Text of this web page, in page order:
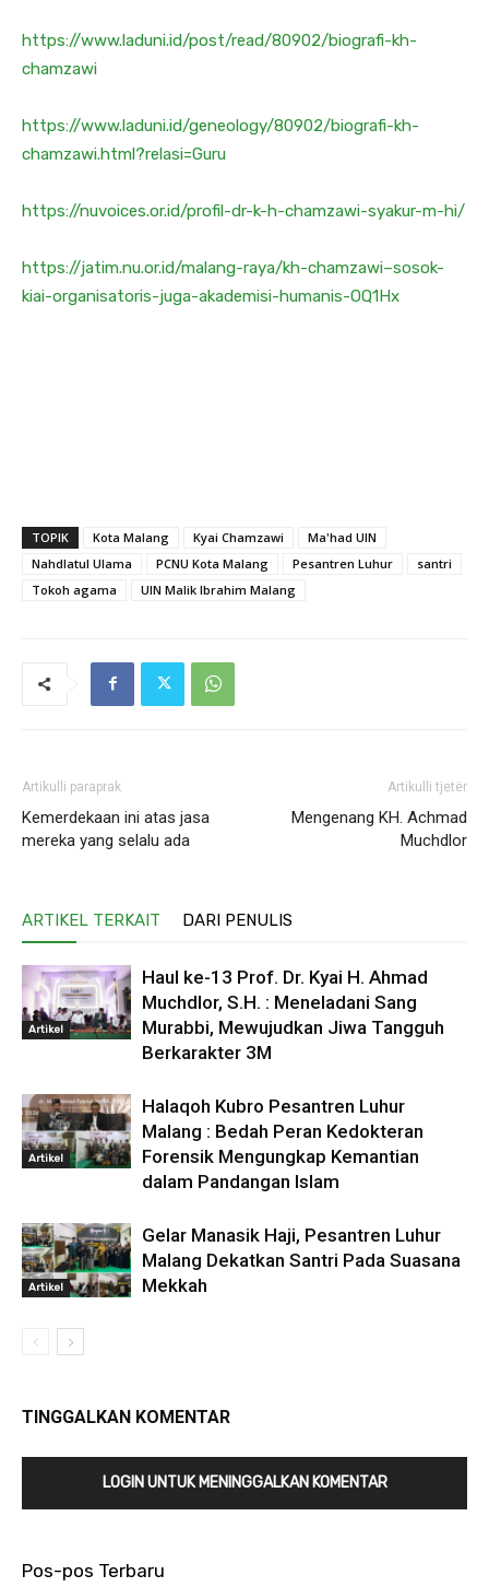
https://www.laduni.id/post/read/80902/biografi-kh-
chamzawi
https://www.laduni.id/geneology/80902/biografi-kh-
chamzawi.html?relasi=Guru
https://nuvoices.or.id/profil-dr-k-h-chamzawi-syakur-m-hi/
https://jatim.nu.or.id/malang-raya/kh-chamzawi–sosok-
kiai-organisatoris-juga-akademisi-humanis-OQ1Hx
TOPIK Kota Malang Kyai Chamzawi
Ma'had UIN
Nahdlatul Ulama
PCNU Kota Malang Pesantren Luhur
santri
Tokoh agama
UIN Malik Ibrahim Malang
Artikulli paraprak
Kemerdekaan ini atas jasa
mereka yang selalu ada
Artikulli tjetër
Mengenang KH. Achmad
Muchdlor
ARTIKEL TERKAIT DARI PENULIS
Artikel
Haul ke-13 Prof. Dr. Kyai H. Ahmad
Muchdlor, S.H. : Meneladani Sang
Murabbi, Mewujudkan Jiwa Tangguh
Berkarakter 3M
Artikel
Halaqoh Kubro Pesantren Luhur
Malang : Bedah Peran Kedokteran
Forensik Mengungkap Kemantian
dalam Pandangan Islam
Artikel
Gelar Manasik Haji, Pesantren Luhur
Malang Dekatkan Santri Pada Suasana
Mekkah
TINGGALKAN KOMENTAR
LOGIN UNTUK MENINGGALKAN KOMENTAR
Pos-pos Terbaru